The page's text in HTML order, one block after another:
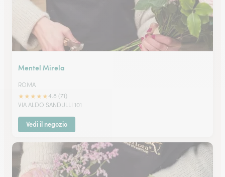
Mentel Mirela
ROMA
★★★★★4.8 (71)
VIA ALDO SANDULLI 101
Vedi il negozio